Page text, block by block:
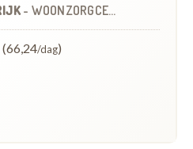
- WOONZORGCENTRUM (WZC)
(66,24/dag)